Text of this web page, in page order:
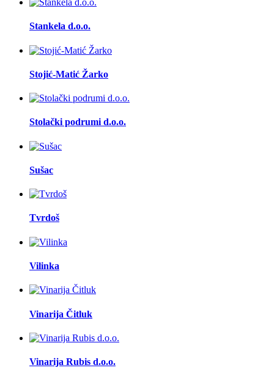
Stankela d.o.o.
Stojić-Matić Žarko
Stolački podrumi d.o.o.
Sušac
Tvrdoš
Vilinka
Vinarija Čitluk
Vinarija Rubis d.o.o.